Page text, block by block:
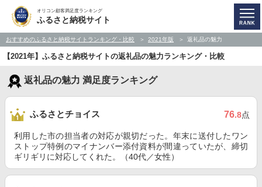
オリコン顧客満足度ランキング
ふるさと納税サイト
おすすめのふるさと納税サイトランキング・比較 2021年版 返礼品の魅力
【2021年】ふるさと納税サイトの返礼品の魅力ランキング・比較
返礼品の魅力 満足度ランキング
ふるさとチョイス 76.8点
利用した市の担当者の対応が親切だった。年末に送付したワン
ストップ特例のマイナンバー添付資料が間違っていたが、締切
ギリギリに対応してくれた。（40代／女性）